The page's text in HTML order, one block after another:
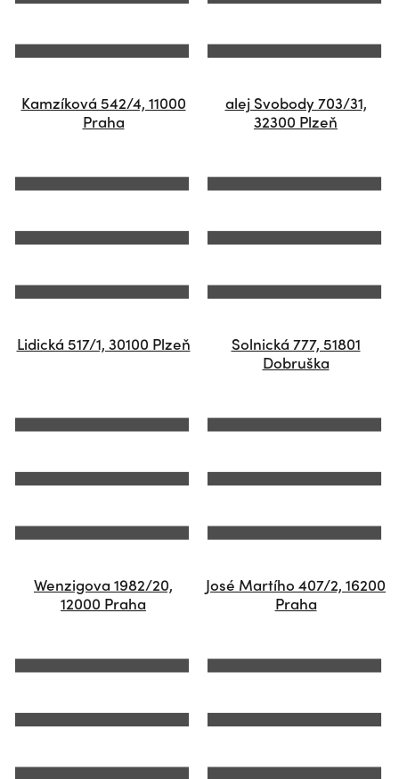
Kamzíková 542/4, 11000
Praha
alej Svobody 703/31,
32300 Plzeň
Lidická 517/1, 30100 Plzeň
Solnická 777, 51801
Dobruška
Wenzigova 1982/20,
12000 Praha
José Martího 407/2, 16200
Praha